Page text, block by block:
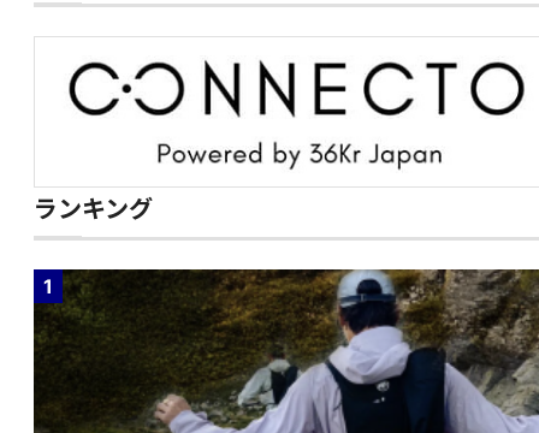
ランキング
1